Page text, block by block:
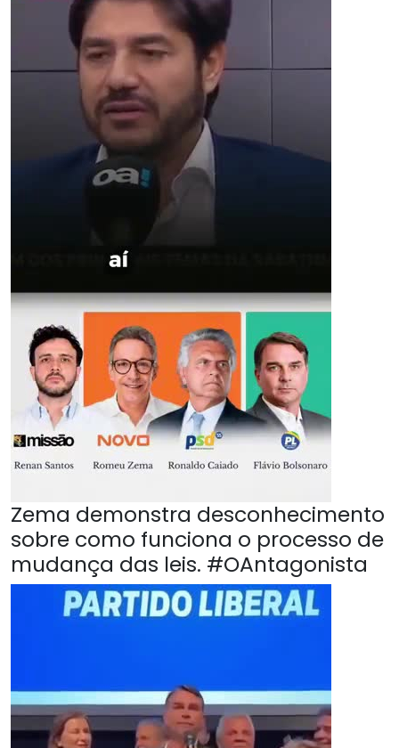
Zema demonstra desconhecimento
sobre como funciona o processo de
mudança das leis. #OAntagonista